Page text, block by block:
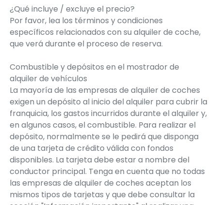
¿Qué incluye / excluye el precio?
Por favor, lea los términos y condiciones
específicos relacionados con su alquiler de coche,
que verá durante el proceso de reserva.
Combustible y depósitos en el mostrador de
alquiler de vehículos
La mayoría de las empresas de alquiler de coches
exigen un depósito al inicio del alquiler para cubrir la
franquicia, los gastos incurridos durante el alquiler y,
en algunos casos, el combustible. Para realizar el
depósito, normalmente se le pedirá que disponga
de una tarjeta de crédito válida con fondos
disponibles. La tarjeta debe estar a nombre del
conductor principal. Tenga en cuenta que no todas
las empresas de alquiler de coches aceptan los
mismos tipos de tarjetas y que debe consultar la